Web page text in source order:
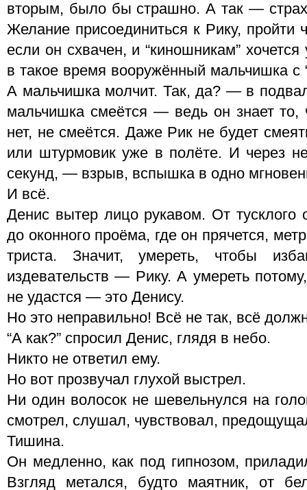
вторым, было бы страшно. А так — страх
Желание присоединиться к Рику, пройти
если он схвачен, и “киношникам” хочется
в такое время вооружённый мальчишка с
А мальчишка молчит. Так, да? — в
мальчишка смеётся — ведь он знает то,
нет, не смеётся. Даже Рик не будет
или штурмовик уже в полёте. И через
секунд, — взрыв, вспышка в одно
И всё.
Денис вытер лицо рукавом. От тусклого
до оконного проёма, где он прячется,
триста. Значит, умереть, чтобы
издевательств — Рику. А умереть
не удастся — это Денису.
Но это неправильно! Всё не так, всё
“А как?” спросил Денис, глядя в небо.
Никто не ответил ему.
Но вот прозвучал глухой выстрел.
Ни один волосок не шевельнулся на
смотрел, слушал, чувствовал,
Тишина.
Он медленно, как под гипнозом,
Взгляд метался, будто маятник, от